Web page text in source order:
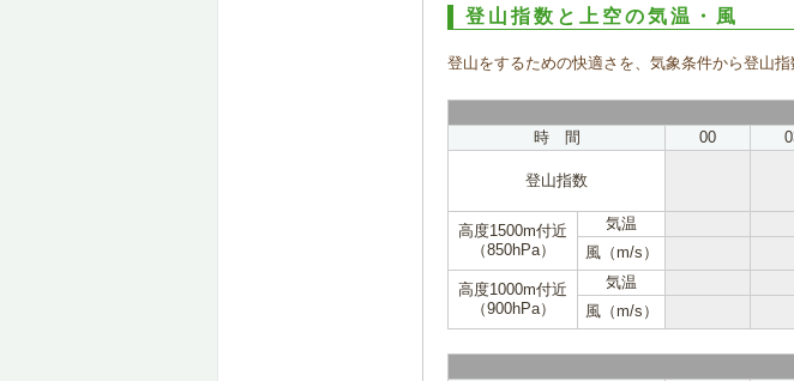
登山指数と上空の気温・風
登山をするための快適さを、気象条件から登山
時 間
00
登山指数
高度1500m付近
（850hPa）
気温
風（m/s）
高度1000m付近
（900hPa）
気温
風（m/s）